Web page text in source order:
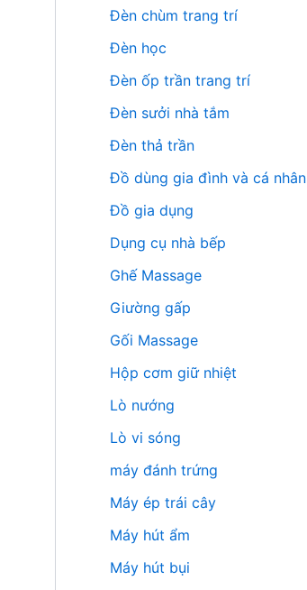
Đèn chùm trang trí
Đèn học
Đèn ốp trần trang trí
Đèn sưởi nhà tắm
Đèn thả trần
Đồ dùng gia đình và cá nhân
Đồ gia dụng
Dụng cụ nhà bếp
Ghế Massage
Giường gấp
Gối Massage
Hộp cơm giữ nhiệt
Lò nướng
Lò vi sóng
máy đánh trứng
Máy ép trái cây
Máy hút ẩm
Máy hút bụi